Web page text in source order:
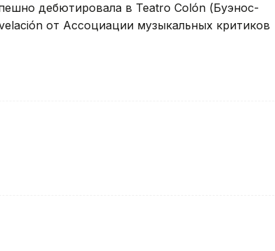
дебютировала в Teatro Colón (Буэнос-
от Ассоциации музыкальных критиков